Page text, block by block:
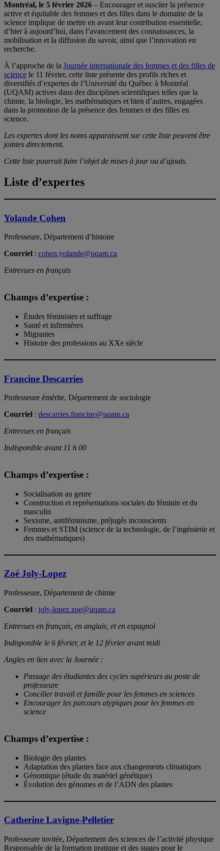
Montréal, le 5 février 2026 – Encourager et susciter la présence
active et équitable des femmes et des filles dans le domaine de la
science implique de mettre en avant leur contribution essentielle,
d’hier à aujourd’hui, dans l’avancement des connaissances, la
mobilisation et la diffusion du savoir, ainsi que l’innovation en
recherche.
À l’approche de la Journée internationale des femmes et des filles de
science le 11 février, cette liste présente des profils riches et
diversifiés d’expertes de l’Université du Québec à Montréal
(UQAM) actives dans des disciplines scientifiques telles que la
chimie, la biologie, les mathématiques et bien d’autres, engagées
dans la promotion de la présence des femmes et des filles en
science.
Les expertes dont les noms apparaissent sur cette liste peuvent être
jointes directement.
Cette liste pourrait faire l’objet de mises à jour ou d’ajouts.
Liste d’expertes
Yolande Cohen
Professeure, Département d’histoire
Courriel : cohen.yolande@uqam.ca
Entrevues en français
Champs d’expertise :
Études féministes et suffrage
Santé et infirmières
Migrantes
Histoire des professions au XXe siècle
Francine Descarries
Professeure émérite, Département de sociologie
Courriel : descarries.francine@uqam.ca
Entrevues en français
Indisponible avant 11 h 00
Champs d’expertise :
Socialisation au genre
Construction et représentations sociales du féminin et du
masculin
Sexisme, antiféminisme, préjugés inconscients
Femmes et STIM (science de la technologie, de l’ingénierie et
des mathématiques)
Zoé Joly-Lopez
Professeure, Département de chimie
Courriel : joly-lopez.zoe@uqam.ca
Entrevues en français, en anglais, et en espagnol
Indisponible le 6 février, et le 12 février avant midi
Angles en lien avec la Journée :
Passage des étudiantes des cycles supérieurs au poste de
professeure
Concilier travail et famille pour les femmes en sciences
Encourager les parcours atypiques pour les femmes en
science
Champs d’expertise :
Biologie des plantes
Adaptation des plantes face aux changements climatiques
Génomique (étude du matériel génétique)
Évolution des génomes et de l’ADN des plantes
Catherine Lavigne-Pelletier
Professeure invitée, Département des sciences de l’activité physique
Responsable de la formation pratique et des stages pour le